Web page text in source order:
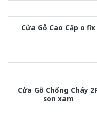
Cửa Gỗ Cao Cấp o fix
Cửa Gỗ Chống Cháy
son xam